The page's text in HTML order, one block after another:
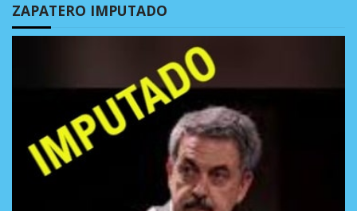
ZAPATERO IMPUTADO